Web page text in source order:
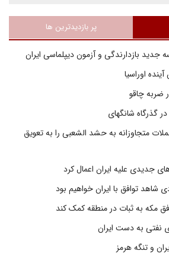
پر بازدیدترین ها
جدید بازدارندگی و آزمون دیپلماسی ایران
اوراسیا
ضربه چاقو
گذرگاه شانگهای
متجاوزانه به حشد الشعبی را به تعویق
جدیدی علیه ایران اعمال کرد
توافق با ایران خواهیم بود
مکه به ثبات در منطقه کمک کند
و تنگه هرمز